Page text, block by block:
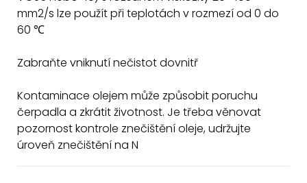
mm2/s lze použít při teplotách v rozmezí od 0 do
60 ℃
Zabraňte vniknutí nečistot dovnitř
Kontaminace olejem může způsobit poruchu
čerpadla a zkrátit životnost. Je třeba věnovat
pozornost kontrole znečištění oleje, udržujte
úroveň znečištění na N